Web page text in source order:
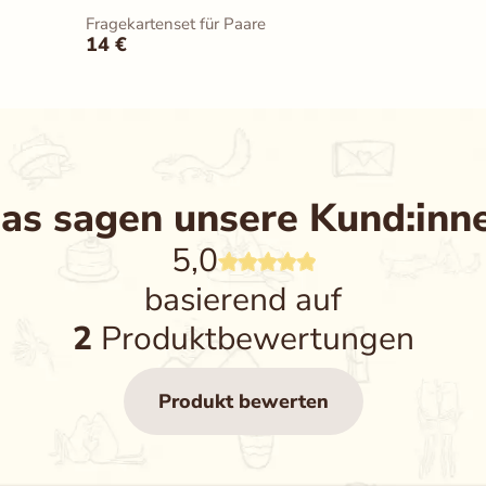
Fragekartenset für Paare
14 €
sagen unsere
5,0
basierend auf
2 Produktbewertungen
Produkt bewerten